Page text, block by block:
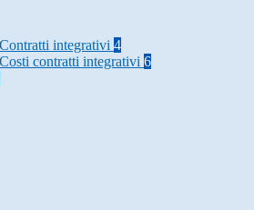
Contratti integrativi 4
Costi contratti integrativi 6